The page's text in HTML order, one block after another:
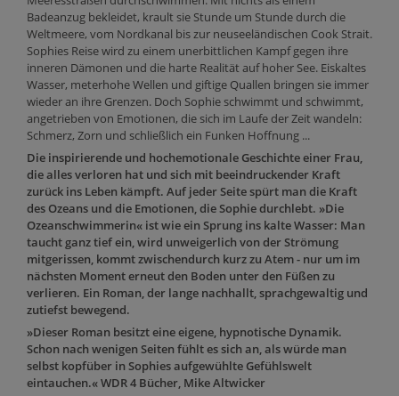
Badeanzug bekleidet, krault sie Stunde um Stunde durch die
Weltmeere, vom Nordkanal bis zur neuseeländischen Cook Strait.
Sophies Reise wird zu einem unerbittlichen Kampf gegen ihre
inneren Dämonen und die harte Realität auf hoher See. Eiskaltes
Wasser, meterhohe Wellen und giftige Quallen bringen sie immer
wieder an ihre Grenzen. Doch Sophie schwimmt und schwimmt,
angetrieben von Emotionen, die sich im Laufe der Zeit wandeln:
Schmerz, Zorn und schließlich ein Funken Hoffnung ...
Die inspirierende und hochemotionale Geschichte einer Frau,
die alles verloren hat und sich mit beeindruckender Kraft
zurück ins Leben kämpft. Auf jeder Seite spürt man die Kraft
des Ozeans und die Emotionen, die Sophie durchlebt. »Die
Ozeanschwimmerin« ist wie ein Sprung ins kalte Wasser: Man
taucht ganz tief ein, wird unweigerlich von der Strömung
mitgerissen, kommt zwischendurch kurz zu Atem - nur um im
nächsten Moment erneut den Boden unter den Füßen zu
verlieren. Ein Roman, der lange nachhallt, sprachgewaltig und
zutiefst bewegend.
»Dieser Roman besitzt eine eigene, hypnotische Dynamik.
Schon nach wenigen Seiten fühlt es sich an, als würde man
selbst kopfüber in Sophies aufgewühlte Gefühlswelt
eintauchen.« WDR 4 Bücher, Mike Altwicker